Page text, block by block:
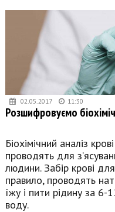
02.05.2017 11:30
Розшифровуємо
Біохімічний аналіз
проводять для
людини. Забір крові для
правило, проводять
їжу і пити рідину за 6-
воду.